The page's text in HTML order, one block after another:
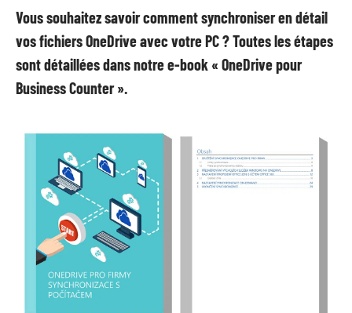
Vous souhaitez savoir comment synchroniser en détail
vos fichiers OneDrive avec votre PC ? Toutes les étapes
sont détaillées dans notre e-book « OneDrive pour
Business Counter ».